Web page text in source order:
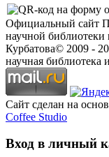
Официальный сайт
научной
Курбатова© 2009 -
научная библиотека
Сайт сделан на
Coffee Studio
Вход в личный